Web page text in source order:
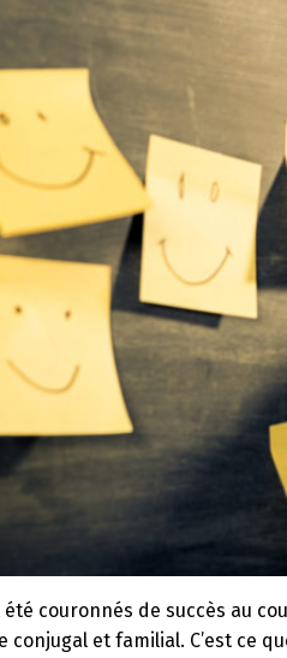
couronnés de succès au
et familial. C’est ce